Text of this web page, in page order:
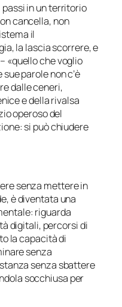
passi in un territorio
cancella, non
il
la lascia scorrere, e
«quello che voglio
sue parole non c’è
dalle ceneri,
e della rivalsa
operoso del
si può chiudere
senza mettere in
è diventata una
riguarda
digitali, percorsi di
la capacità di
senza
senza sbattere
socchiusa per